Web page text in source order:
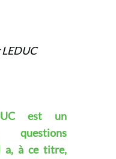
est un
a, à ce titre,